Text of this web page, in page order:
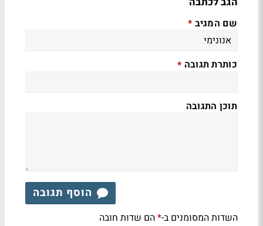
שם המגיב *
כותרת תגובה *
תוכן התגובה
הוסף תגובה
השדות המסומנים ב-*הם שדות חובה